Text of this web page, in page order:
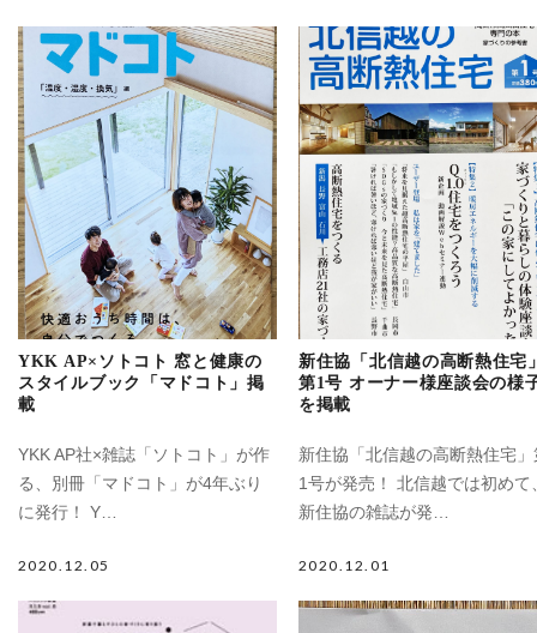
YKK AP×ソトコト 窓と健康の
スタイルブック「マドコト」掲
載
YKK AP社×雑誌「ソトコト」が作
る、別冊「マドコト」が4年ぶり
に発行！ Y…
2020.12.05
新住協「北信越の高断熱住宅
第1号 オーナー様座談会の様
を掲載
新住協「北信越の高断熱住宅」
1号が発売！ 北信越では初めて
新住協の雑誌が発…
2020.12.01